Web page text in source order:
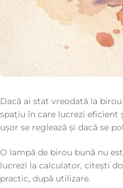
Dacă ai stat vreodată la
spațiu în care lucrezi eficient
ușor se reglează și dacă se
O lampă de birou bună nu
lucrezi la calculator, citești
practic, după utilizare.